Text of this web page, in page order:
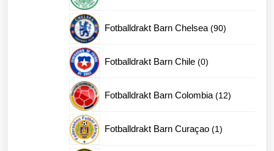
Fotballdrakt Barn Chelsea 9090
Fotballdrakt Barn Chile 00
Fotballdrakt Barn Colombia 1212
Fotballdrakt Barn Curaçao 11